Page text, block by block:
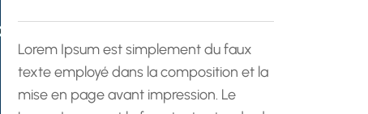
h
e
Lorem Ipsum est simplement du faux
texte employé dans la composition et la
mise en page avant impression. Le